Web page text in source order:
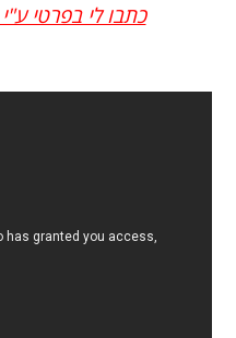
כתבו לי בפרטי